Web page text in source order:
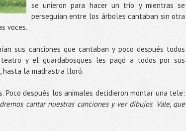
se unieron para hacer un trio y mientras se
perseguían entre los árboles cantaban sin otra
voces.
sus canciones que cantaban y poco después todos
teatro y el guardabosques les pagó a todos por sus
hasta la madrastra lloró.
Poco después los animales decidieron montar una tele:
cantar nuestras canciones y ver dibujos. Vale, que